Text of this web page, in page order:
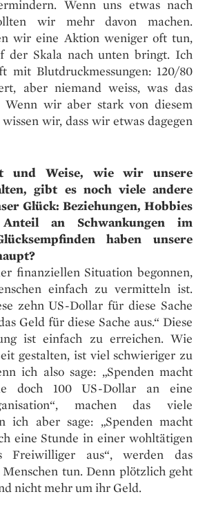
Wenn uns etwas nach
wir mehr davon machen.
wir eine Aktion weniger oft tun,
der Skala nach unten bringt. Ich
mit Blutdruckmessungen: 120/80
aber niemand weiss, was das
Wenn wir aber stark von diesem
wir, dass wir etwas dagegen
und Weise, wie wir unsere
gibt es noch viele andere
Glück: Beziehungen, Hobbies
an Schwankungen im
haben unsere
finanziellen Situation begonnen,
einfach zu vermitteln ist.
zehn US-Dollar für diese Sache
Geld für diese Sache aus.“ Diese
ist einfach zu erreichen. Wie
gestalten, ist viel schwieriger zu
ich also sage: „Spenden macht
doch 100 US-Dollar an eine
machen das viele
ich aber sage: „Spenden macht
eine Stunde in einer wohltätigen
Freiwilliger aus“, werden das
tun. Denn plötzlich geht
nicht mehr um ihr Geld.